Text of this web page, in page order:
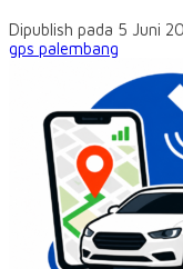
Dipublish pada 5 Juni
gps palembang